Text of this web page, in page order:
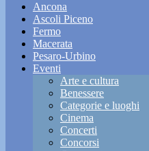
Ancona
Ascoli Piceno
Fermo
Macerata
Pesaro-Urbino
Eventi
Arte e cultura
Benessere
Categorie e luoghi
Cinema
Concerti
Concorsi